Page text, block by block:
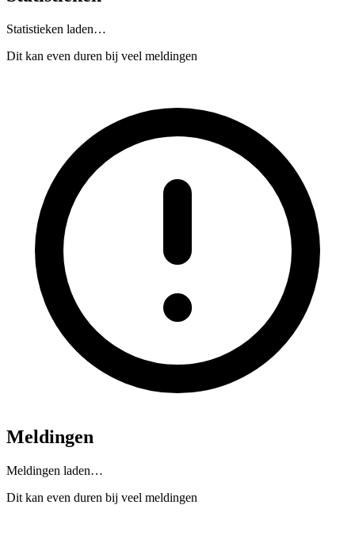
Statistieken laden…
Dit kan even duren bij veel meldingen
Meldingen
Meldingen laden…
Dit kan even duren bij veel meldingen